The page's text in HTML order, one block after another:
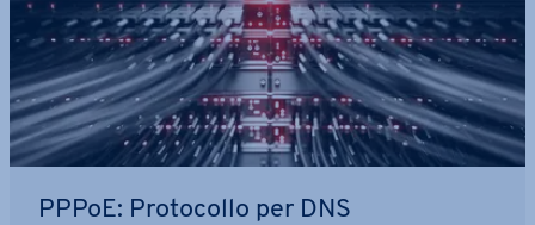
PPPoE: Pro­to­col­lo per DNS